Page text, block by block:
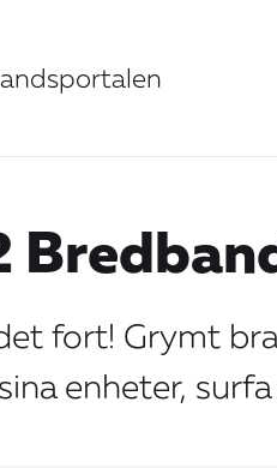
fort! Grymt
enheter,